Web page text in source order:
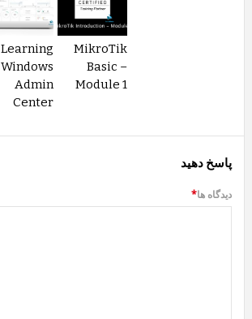
Learning
Windows
Admin
Center
MikroTik
Basic –
Module 1
پاسخ دهید
دیدگاه ها*